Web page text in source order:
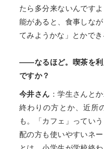
たら多分来ないんです
能があると、食事しな
てみようかな」とかでき
――なるほど。喫茶を利
ですか？
今井さん ：学生さんと
終わりの方とか、近所
も。「カフェ」ってい
配の方も使いやすいネ